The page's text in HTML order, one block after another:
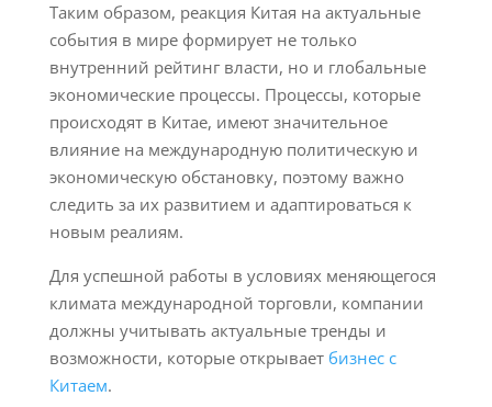
Таким образом, реакция Китая на актуальные
события в мире формирует не только
внутренний рейтинг власти, но и глобальные
экономические процессы. Процессы, которые
происходят в Китае, имеют значительное
влияние на международную политическую и
экономическую обстановку, поэтому важно
следить за их развитием и адаптироваться к
новым реалиям.
Для успешной работы в условиях меняющегося
климата международной торговли, компании
должны учитывать актуальные тренды и
возможности, которые открывает бизнес с
Китаем.